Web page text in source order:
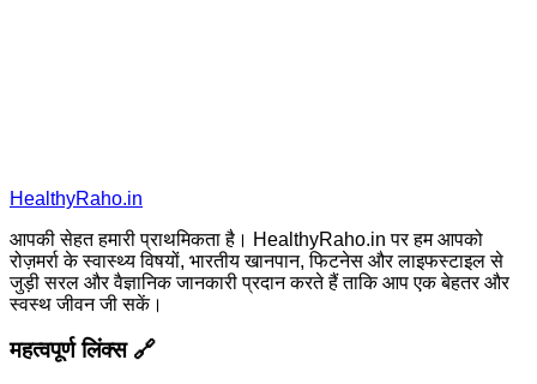
HealthyRaho.in
आपकी सेहत हमारी प्राथमिकता है। HealthyRaho.in पर हम आपको
रोज़मर्रा के स्वास्थ्य विषयों, भारतीय खानपान, फिटनेस और लाइफस्टाइल से
जुड़ी सरल और वैज्ञानिक जानकारी प्रदान करते हैं ताकि आप एक बेहतर और
स्वस्थ जीवन जी सकें।
महत्वपूर्ण लिंक्स 🔗